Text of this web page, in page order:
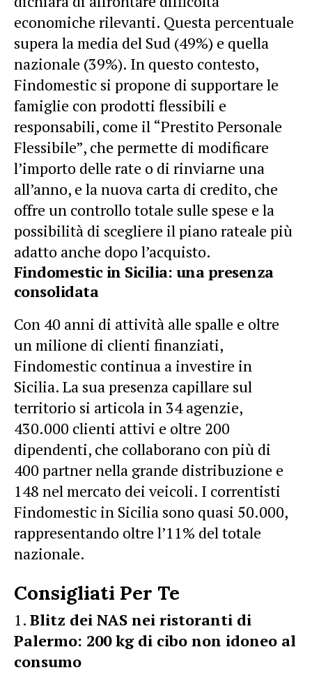
economiche rilevanti. Questa percentuale
supera la media del Sud (49%) e quella
nazionale (39%). In questo contesto,
Findomestic si propone di supportare le
famiglie con prodotti flessibili e
responsabili, come il “Prestito Personale
Flessibile”, che permette di modificare
l’importo delle rate o di rinviarne una
all’anno, e la nuova carta di credito, che
offre un controllo totale sulle spese e la
possibilità di scegliere il piano rateale più
adatto anche dopo l’acquisto.
Findomestic in Sicilia: una presenza
consolidata
Con 40 anni di attività alle spalle e oltre
un milione di clienti finanziati,
Findomestic continua a investire in
Sicilia. La sua presenza capillare sul
territorio si articola in 34 agenzie,
430.000 clienti attivi e oltre 200
dipendenti, che collaborano con più di
400 partner nella grande distribuzione e
148 nel mercato dei veicoli. I correntisti
Findomestic in Sicilia sono quasi 50.000,
rappresentando oltre l’11% del totale
nazionale.
Consigliati Per Te
Blitz dei NAS nei ristoranti di
Palermo: 200 kg di cibo non idoneo al
consumo